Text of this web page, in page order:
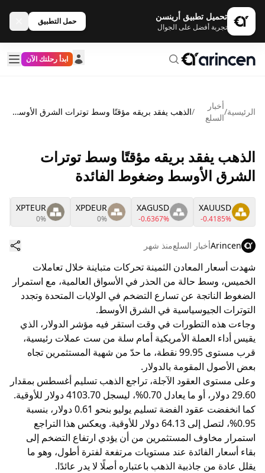
تحميل تطبيق أرينسن
تجربة أفضل على الجوال
حمل التطبيق
ابدأ رحلتك الآن
الرئيسية/
أخبار
السلع
/ الذهب يفقد بريقه مؤقتًا وسط توترات الشرق الأوسط وضغوط الفائدة
الذهب يفقد بريقه مؤقتًا وسط توترات
الشرق الأوسط وضغوط الفائدة
XAUUSD
-0.4185%
XAGUSD
-0.6367%
XPDEUR
0%
XPTEUR
0%
Arincenأخبار السلعمنذ شهر
شهدت أسعار المعادن الثمينة تحركات متباينة خلال تعاملات
الخميس، وسط حالة من الحذر في الأسواق العالمية، مع استمرار
الضغوط الناتجة عن تسارع التضخم في الولايات المتحدة وتجدد
التوترات الجيوسياسية في الشرق الأوسط.
وجاءت هذه التطورات في وقت استقر فيه مؤشر الدولار، الذي
يقيس أداء العملة الأمريكية أمام سلة من ست عملات رئيسية،
قرب مستوى 99.95 نقطة، ما حدّ من شهية المستثمرين تجاه
بعض الأصول المقومة بالدولار.
وعلى مستوى العقود الآجلة، تراجع الذهب تسليم أغسطس بمقدار
29.60 دولار، أو ما يعادل 0.70%، ليسجل 4103.70 دولار للأوقية.
كما انخفضت عقود الفضة تسليم يوليو بنحو 0.61 دولار، بنسبة
0.95%، لتصل إلى 64.13 دولار للأوقية. ويعكس هذا التراجع
استمرار مخاوف المستثمرين من أن يؤدي ارتفاع التضخم إلى
بقاء أسعار الفائدة عند مستويات مرتفعة لفترة أطول، وهو ما
يقلل عادة من جاذبية الذهب باعتباره أصلًا لا يدر عائدًا.